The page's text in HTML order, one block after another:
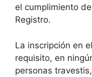
el cumplimiento
Registro.
La inscripción en
requisito, en
personas